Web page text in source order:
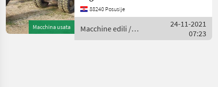
Macchina usata
loading basket 0, 8m3
working signalization
88240 Posusije
Macchine edili /
Komatsu
24-11-2021
07:23